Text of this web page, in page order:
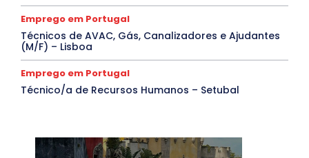
Emprego em Portugal
Técnicos de AVAC, Gás, Canalizadores e Ajudantes
(M/F) – Lisboa
Emprego em Portugal
Técnico/a de Recursos Humanos – Setubal